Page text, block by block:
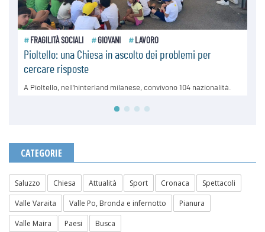
CATEGORIE
Saluzzo Chiesa Attualità Sport Cronaca
Spettacoli
Valle Varaita
Valle Po, Bronda e infernotto
Pianura
Valle Maira
Paesi Busca